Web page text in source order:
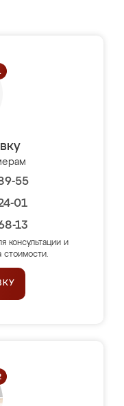
55
01
13
консультации и
стоимости.